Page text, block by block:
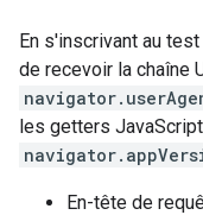
En s'inscrivant au
de recevoir la chaîne
les getters JavaScript
En-tête de